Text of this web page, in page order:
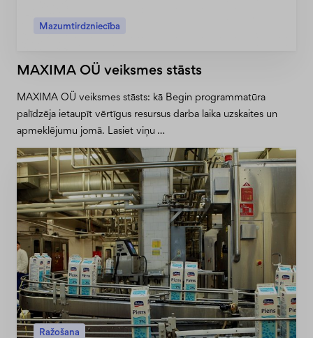
Mazumtirdzniecība
MAXIMA OÜ veiksmes stāsts
MAXIMA OÜ veiksmes stāsts: kā Begin programmatūra
palīdzēja ietaupīt vērtīgus resursus darba laika uzskaites un
apmeklējumu jomā. Lasiet viņu …
Ražošana